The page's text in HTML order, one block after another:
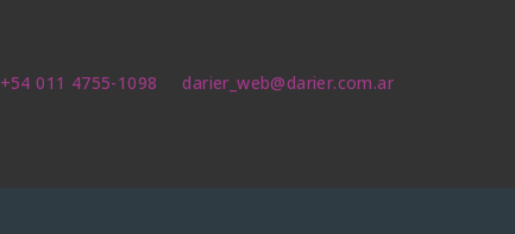
+54 011 4755-1098 darier_web@darier.com.ar